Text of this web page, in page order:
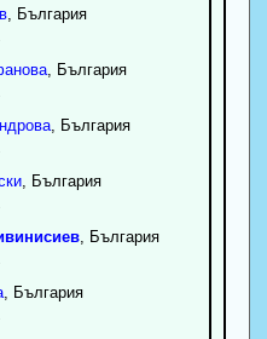
, България
, България
, България
, България
, България
, България